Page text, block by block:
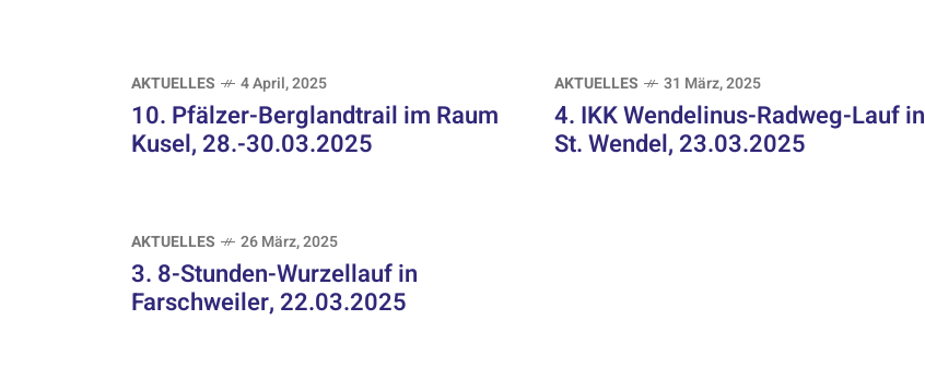
AKTUELLES 4 April, 2025
10. Pfälzer-Berglandtrail im Raum
Kusel, 28.-30.03.2025
AKTUELLES 31 März, 2025
4. IKK Wendelinus-Radweg-Lauf in
St. Wendel, 23.03.2025
AKTUELLES 26 März, 2025
3. 8-Stunden-Wurzellauf in
Farschweiler, 22.03.2025